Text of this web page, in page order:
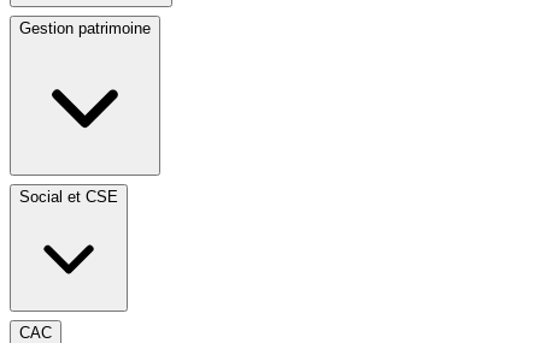
Gestion patrimoine
Social et CSE
CAC